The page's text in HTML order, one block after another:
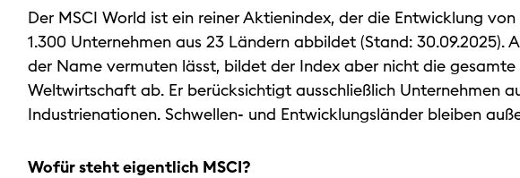
Der MSCI World ist ein reiner Aktienindex, der die Entwicklung
1.300 Unternehmen aus 23 Ländern abbildet (Stand: 30.09.2025).
der Name vermuten lässt, bildet der Index aber nicht die gesamte
Weltwirtschaft ab. Er berücksichtigt ausschließlich Unternehmen
Industrienationen. Schwellen- und Entwicklungsländer bleiben
Wofür steht eigentlich MSCI?